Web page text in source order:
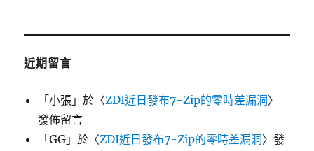
近期留言
「小張 」於〈ZDI近日發布7-Zip的零時差漏洞〉
發佈留言
「GG 」於〈ZDI近日發布7-Zip的零時差漏洞〉發